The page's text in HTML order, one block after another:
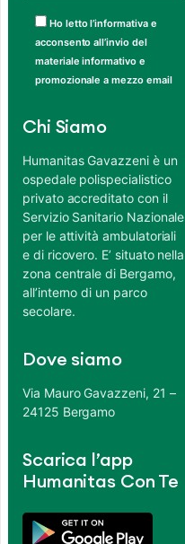
Ho letto l’informativa e
acconsento all’invio del
materiale informativo e
promozionale a mezzo email
Chi Siamo
Humanitas Gavazzeni è un
ospedale polispecialistico
privato accreditato con il
Servizio Sanitario Nazionale
per le attività ambulatoriali
e di ricovero. E’ situato nella
zona centrale di Bergamo,
all’interno di un parco
secolare.
Dove siamo
Via Mauro Gavazzeni, 21 –
24125 Bergamo
Scarica l’app
Humanitas Con Te